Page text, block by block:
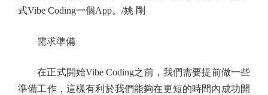
式Vibe Coding一個App。/姚 剛
需求準備
在正式開始Vibe Coding之前，我們需要提前做一些
準備工作，這樣有利於我們能夠在更短的時間內成功開